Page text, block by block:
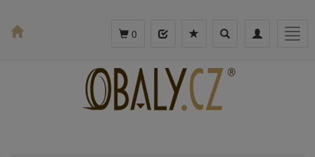
Toggle
Toggle
0